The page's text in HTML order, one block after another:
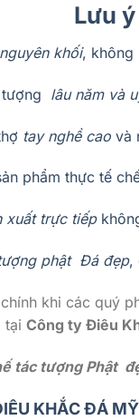
Lưu
khối, không
lâu năm và
tay nghề cao và
phẩm thực tế
xuất trực tiếp
phật Đá đẹp,
khi các quý
tại Công ty Điêu
tác tượng Phật
KHẮC ĐÁ